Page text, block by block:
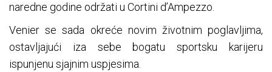
naredne godine održati u Cortini d’Ampezzo.
Venier se sada okreće novim životnim poglavljima,
ostavljajući iza sebe bogatu sportsku karijeru
ispunjenu sjajnim uspjesima.